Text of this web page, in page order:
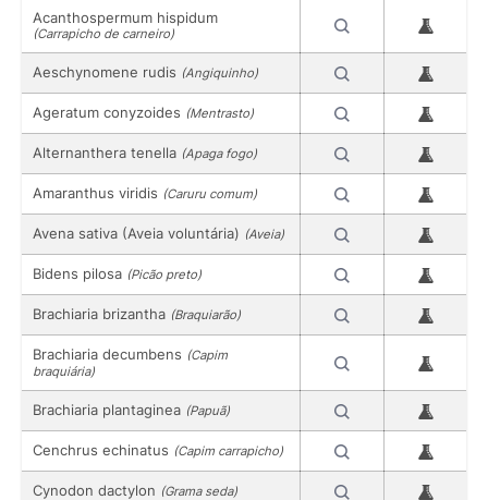
Acanthospermum hispidum
(Carrapicho de carneiro)
Aeschynomene rudis (Angiquinho)
Ageratum conyzoides (Mentrasto)
Alternanthera tenella (Apaga fogo)
Amaranthus viridis (Caruru comum)
Avena sativa (Aveia voluntária) (Aveia)
Bidens pilosa (Picão preto)
Brachiaria brizantha (Braquiarão)
Brachiaria decumbens (Capim
braquiária)
Brachiaria plantaginea (Papuã)
Cenchrus echinatus (Capim carrapicho)
Cynodon dactylon (Grama seda)